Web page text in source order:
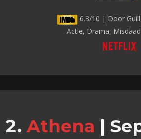
6.3/10 | Door
Actie, Drama,
Athena |